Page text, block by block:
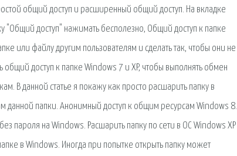
общий доступ и расширенный общий доступ. На вкладке
"Общий доступ" нажимать бесполезно, Общий доступ к папке
или файлу другим пользователям и сделать так, чтобы они не
доступ к папке Windows 7 и XP, чтобы выполнять обмен
В данной статье я покажу как просто расшарить папку в
данной папки. Анонимный доступ к общим ресурсам Windows 8.
пароля на Windows. Расшарить папку по сети в ОС Windows XP
в Windows. Иногда при попытке открыть папку может